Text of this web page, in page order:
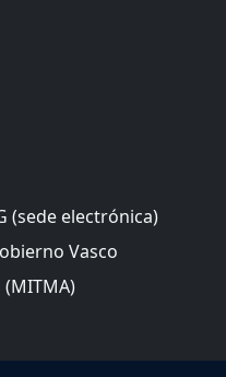
DE TRANSPORTES)
DE GIPUZKOA
(sede electrónica)
Vasco